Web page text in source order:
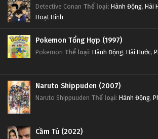
Detective Conan Thể loại: Hành Động, Hài
Hoạt Hình
Pokemon Tổng Hợp (1997)
Pokemon Thể loại: Hành Động, Hài Hước,
Naruto Shippuden (2007)
Naruto Shippuuden Thể loại: Hành Động,
Cầm Tù (2022)